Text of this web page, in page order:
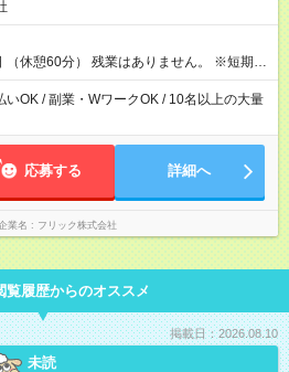
憩60分） 残業はありません。 ※短期の
せん。予めご了承くださいませ。
いOK / 副業・WワークOK / 10名以上の大量
応募する 詳細へ
業名 フリック株式会社
覧履歴からのオススメ
掲載日：2026.08.10
未読